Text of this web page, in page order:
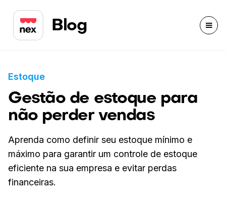
Blog
Estoque
Gestão de estoque para
não perder vendas
Aprenda como definir seu estoque mínimo e
máximo para garantir um controle de estoque
eficiente na sua empresa e evitar perdas
financeiras.